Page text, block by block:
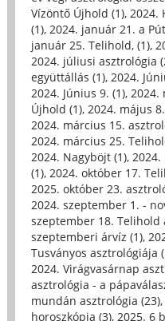
Vízöntő Újhold (1), 2024.
(1), 2024. január 21. a
január 25. Telihold, (1),
2024. júliusi asztrológia
együttállás (1), 2024.
2024. Június 9. (1), 2024.
Újhold (1), 2024. május
2024. március 15.
2024. március 25.
2024. Nagyböjt (1), 2024.
(1), 2024. október 17.
2025. október 23.
2024. szeptember 1. -
szeptember 18. Telihold
szeptemberi árvíz (1),
Tusványos asztrológiája
2024. Virágvasárnap
asztrológia - a
mundán asztrológia (23),
horoszkópja (3), 2025. 6